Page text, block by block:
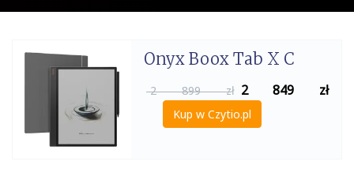
Onyx Boox Tab X C
2 899 zł 2 849 zł
Kup w Czytio.pl